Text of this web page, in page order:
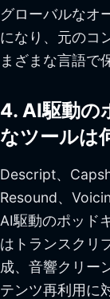
グローバルなオ
になり、元のコ
まざまな言語で
4. AI駆動の
なツールは
Descript、
Resound、
AI駆動のポッド
はトランスクリ
成、音響クリー
テンツ再利用に